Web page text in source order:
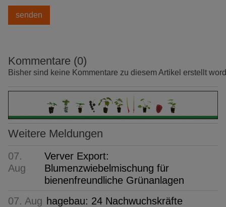
Kommentare (0)
Bisher sind keine Kommentare zu diesem Artikel erstellt
Weitere Meldungen
07.
Aug
Verver Export:
Blumenzwiebelmischung für
bienenfreundliche Grünanlagen
07. Aug hagebau: 24 Nachwuchskräfte